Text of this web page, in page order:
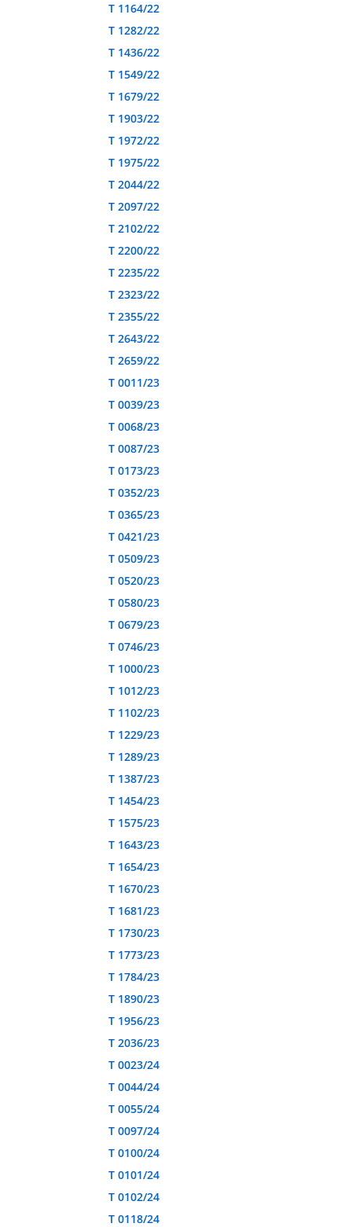
T 1164/22
T 1282/22
T 1436/22
T 1549/22
T 1679/22
T 1903/22
T 1972/22
T 1975/22
T 2044/22
T 2097/22
T 2102/22
T 2200/22
T 2235/22
T 2323/22
T 2355/22
T 2643/22
T 2659/22
T 0011/23
T 0039/23
T 0068/23
T 0087/23
T 0173/23
T 0352/23
T 0365/23
T 0421/23
T 0509/23
T 0520/23
T 0580/23
T 0679/23
T 0746/23
T 1000/23
T 1012/23
T 1102/23
T 1229/23
T 1289/23
T 1387/23
T 1454/23
T 1575/23
T 1643/23
T 1654/23
T 1670/23
T 1681/23
T 1730/23
T 1773/23
T 1784/23
T 1890/23
T 1956/23
T 2036/23
T 0023/24
T 0044/24
T 0055/24
T 0097/24
T 0100/24
T 0101/24
T 0102/24
T 0118/24